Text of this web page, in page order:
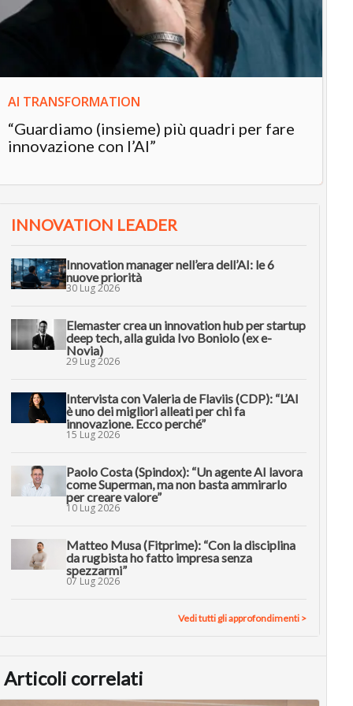
AI TRANSFORMATION
“Guardiamo (insieme) più quadri per fare
innovazione con l’AI”
INNOVATION LEADER
Innovation manager nell’era dell’AI: le 6
nuove priorità
30 Lug 2026
Elemaster crea un innovation hub per startup
deep tech, alla guida Ivo Boniolo (ex e-
Novia)
29 Lug 2026
Intervista con Valeria de Flaviis (CDP): “L’AI
è uno dei migliori alleati per chi fa
innovazione. Ecco perché”
15 Lug 2026
Paolo Costa (Spindox): “Un agente AI lavora
come Superman, ma non basta ammirarlo
per creare valore”
10 Lug 2026
Matteo Musa (Fitprime): “Con la disciplina
da rugbista ho fatto impresa senza
spezzarmi”
07 Lug 2026
Vedi tutti gli approfondimenti >
Articoli correlati